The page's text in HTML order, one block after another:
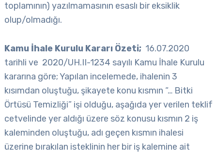
toplamının) yazılmamasının esaslı bir eksiklik
olup/olmadığı.
Kamu İhale Kurulu Kararı Özeti;16.07.2020
tarihli ve 2020/UH.II-1234 sayılı Kamu İhale Kurulu
kararına göre; Yapılan incelemede, ihalenin 3
kısımdan oluştuğu, şikayete konu kısmın “… Bitki
Örtüsü Temizliği” işi olduğu, aşağıda yer verilen teklif
cetvelinde yer aldığı üzere söz konusu kısmın 2 iş
kaleminden oluştuğu, adı geçen kısmın ihalesi
üzerine bırakılan isteklinin her bir iş kalemine ait